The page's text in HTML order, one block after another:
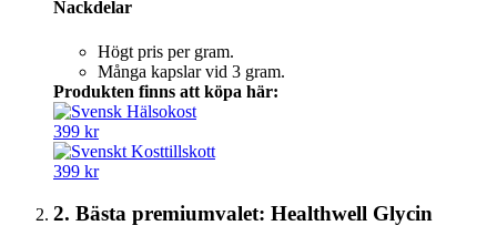
Nackdelar
Högt pris per gram.
Många kapslar vid 3 gram.
Produkten finns att köpa här:
399 kr
399 kr
2. Bästa premiumvalet: Healthwell Glycin